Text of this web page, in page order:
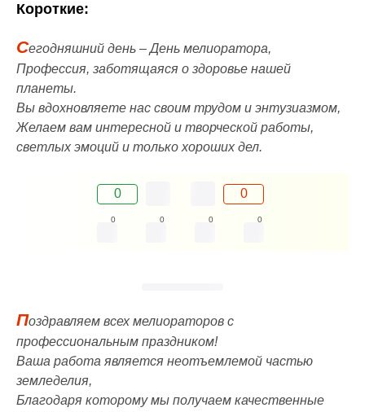
Короткие:
Сегодняшний день – День мелиоратора,
Профессия, заботящаяся о здоровье нашей
планеты.
Вы вдохновляете нас своим трудом и энтузиазмом,
Желаем вам интересной и творческой работы,
светлых эмоций и только хороших дел.
0 0
0 0 0 0
Поздравляем всех мелиораторов с
профессиональным праздником!
Ваша работа является неотъемлемой частью
земледелия,
Благодаря которому мы получаем качественные